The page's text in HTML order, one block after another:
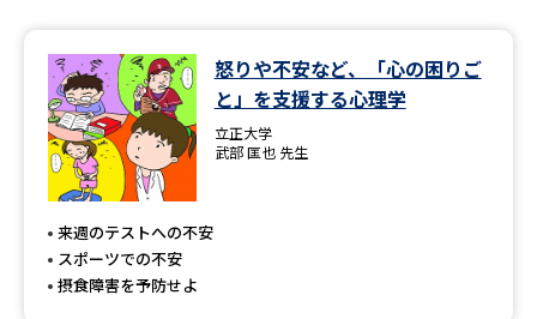
先輩が入学を決めた理由 テレメール全国一斉進学調査
新生活お役立ちガイド
学問発見
怒りや不安など、「心の困りご
と」を支援する心理学
立正大学
武部 匡也 先生
来週のテストへの不安
スポーツでの不安
摂食障害を予防せよ